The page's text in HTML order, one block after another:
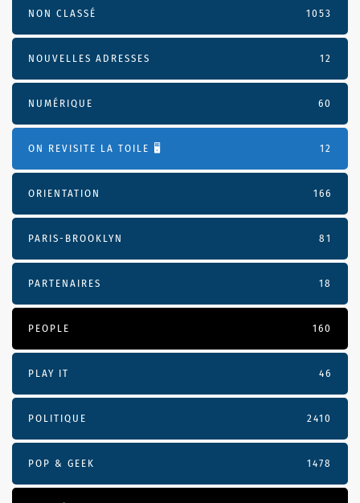
NON CLASSÉ 1053
NOUVELLES ADRESSES 12
NUMÉRIQUE 60
ON REVISITE LA TOILE 🖥️ 12
ORIENTATION 166
PARIS-BROOKLYN 81
PARTENAIRES 18
PEOPLE 160
PLAY IT 46
POLITIQUE 2410
POP & GEEK 1478